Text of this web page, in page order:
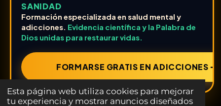
Esta página web utiliza cookies para mejorar
tu experiencia y mostrar anuncios diseñados
SANIDAD
Formación especializada en salud mental y
adicciones. Evidencia científica y la Palabra de
Dios unidas para restaurar vidas.
FORMARSE GRATIS EN ADICCIONES ➔